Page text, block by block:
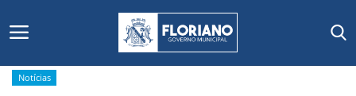
Notícias